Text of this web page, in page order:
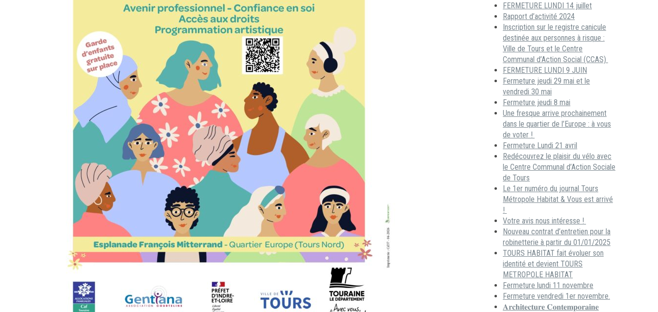
FERMETURE LUNDI 14 juillet
Rapport d’activité 2024
Inscription sur le registre canicule
destinée aux personnes à risque :
Ville de Tours et le Centre
Communal d’Action Social (CCAS)
FERMETURE LUNDI 9 JUIN
Fermeture jeudi 29 mai et le
vendredi 30 mai
Fermeture jeudi 8 mai
Une fresque arrive prochainement
dans le quartier de l’Europe : à vous
de voter !
Fermeture Lundi 21 avril
Redécouvrez le plaisir du vélo avec
le Centre Communal d’Action Sociale
de Tours
Le 1er numéro du journal Tours
Métropole Habitat & Vous est arrivé
!
Votre avis nous intéresse !
Nouveau contrat d’entretien pour la
robinetterie à partir du 01/01/2025
TOURS HABITAT fait évoluer son
identité et devient TOURS
METROPOLE HABITAT
Fermeture lundi 11 novembre
Fermeture vendredi 1er novembre.
𝐀𝐫𝐜𝐡𝐢𝐭𝐞𝐜𝐭𝐮𝐫𝐞 𝐂𝐨𝐧𝐭𝐞𝐦𝐩𝐨𝐫𝐚𝐢𝐧𝐞